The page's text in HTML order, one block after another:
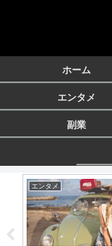
ホーム
エンタメ
副業
エンタメ